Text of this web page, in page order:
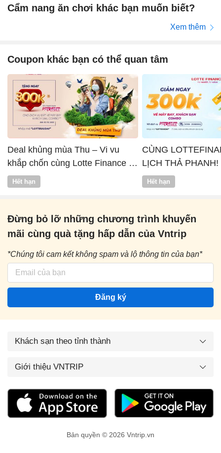
Cẩm nang ăn chơi khác bạn muốn biết?
Xem thêm
Coupon khác bạn có thể quan tâm
Deal khủng mùa Thu – Vi vu
khắp chốn cùng Lotte Finance x
Vntrip
Hết hạn
CÙNG
LỊCH THẢ PHANH!
Hết hạn
Đừng bỏ lỡ những chương trình khuyến
mãi cùng quà tặng hấp dẫn của Vntrip
*Chúng tôi cam kết không spam và lộ thông tin của bạn*
Đăng ký
Khách sạn theo tỉnh thành
Giới thiệu VNTRIP
Bản quyền © 2026 Vntrip.vn